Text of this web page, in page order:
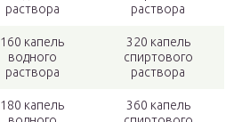
раствора
раствора
160 капель
водного
раствора
320 капель
спиртового
раствора
180 капель
360 капель